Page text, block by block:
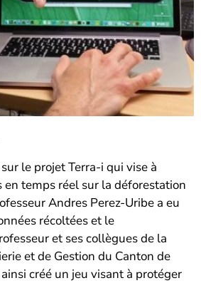
le projet Terra-i qui vise à
en temps réel sur la déforestation
Andres Perez-Uribe a eu
récoltées et le
et ses collègues de la
et de Gestion du Canton de
créé un jeu visant à protéger